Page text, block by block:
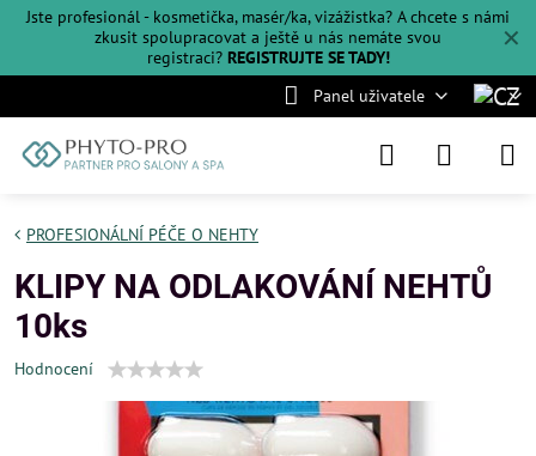
✕
Jste profesionál - kosmetička, masér/ka, vizážistka? A chcete s námi
zkusit spolupracovat a ještě u nás nemáte svou
registraci? REGISTRUJTE SE TADY!
Panel uživatele
PROFESIONÁLNÍ PÉČE O NEHTY
KLIPY NA ODLAKOVÁNÍ NEHTŮ
10ks
Hodnocení